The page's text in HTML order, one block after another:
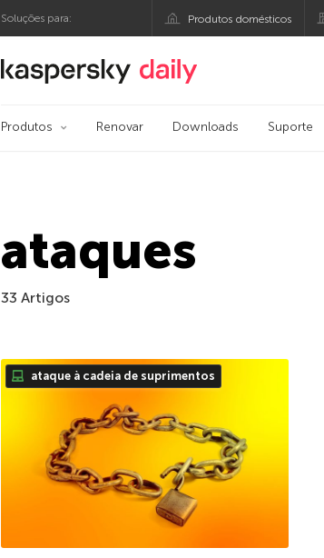
Soluções para: Produtos domésticos
Blog oficial da Kaspersky
Produtos Renovar Downloads Suporte
ataques
33 Artigos
ataque à cadeia de suprimentos